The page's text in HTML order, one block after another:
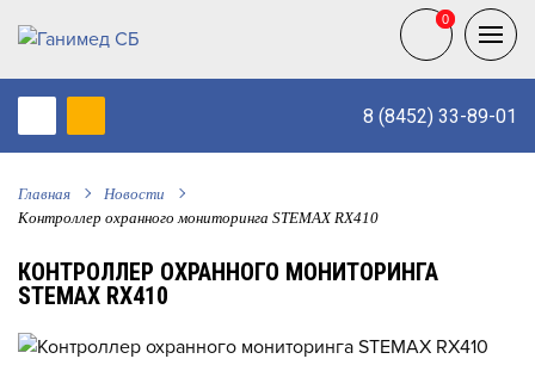
8 (8452) 33-89-01
0
0
Главная
Новости
Контроллер охранного мониторинга STEMAX RX410
КОНТРОЛЛЕР ОХРАННОГО МОНИТОРИНГА
STEMAX RX410